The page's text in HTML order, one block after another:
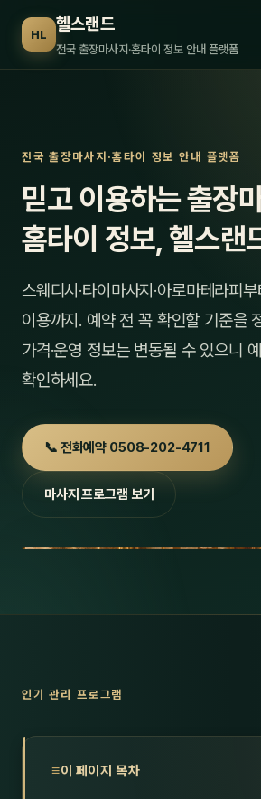
HL 헬스랜드
전국 출장마사지·홈타이 정보 안내 플랫폼
전국 출장마사지·홈타이 정보 안내 플랫폼
믿고 이용하는 출장
홈타이 정보, 헬스랜
스웨디시·타이마사지·아로마테라피
이용까지. 예약 전 꼭 확인할 기준을
가격·운영 정보는 변동될 수 있으니
확인하세요.
📞 전화예약 0508-202-4711
마사지 프로그램 보기
인기 관리 프로그램
이 페이지 목차